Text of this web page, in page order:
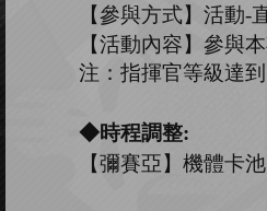
【參與方式】 活動-
【活動內容】參與
注：指揮官等級達到
◆時程調整:
【彌賽亞】機體卡池